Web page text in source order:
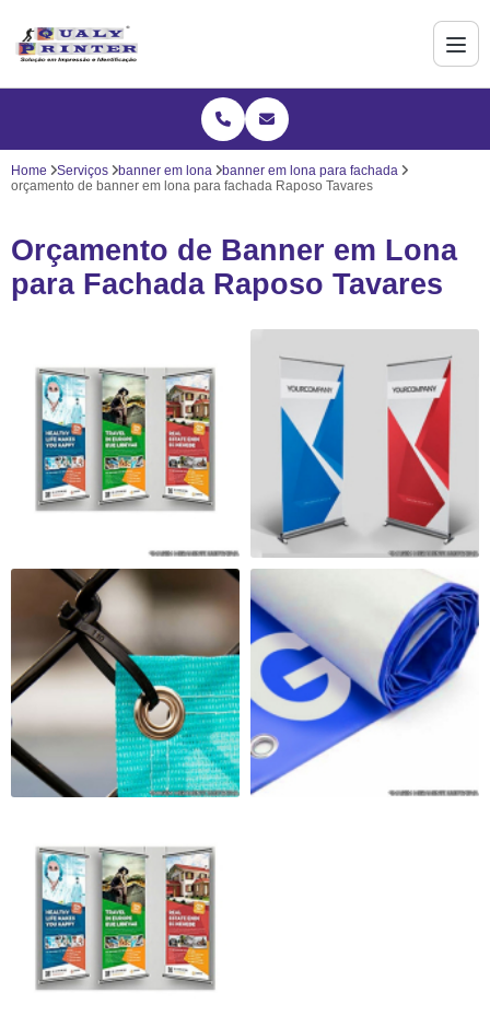
Home Serviços banner em lona
banner em lona para fachada
orçamento de banner em lona para fachada Raposo Tavares
Orçamento de Banner em Lona
para Fachada Raposo Tavares